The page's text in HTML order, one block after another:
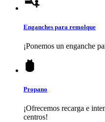
Enganches para remolque
¡Ponemos un enganche
Propano
¡Ofrecemos recarga e
centros!